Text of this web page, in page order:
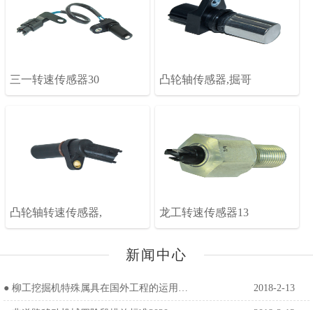
三一转速传感器30 凸轮轴传感器,掘哥
凸轮轴转速传感器, 龙工转速传感器13
新闻中心
● 柳工挖掘机特殊属具在国外工程的运用… 2018-2-13